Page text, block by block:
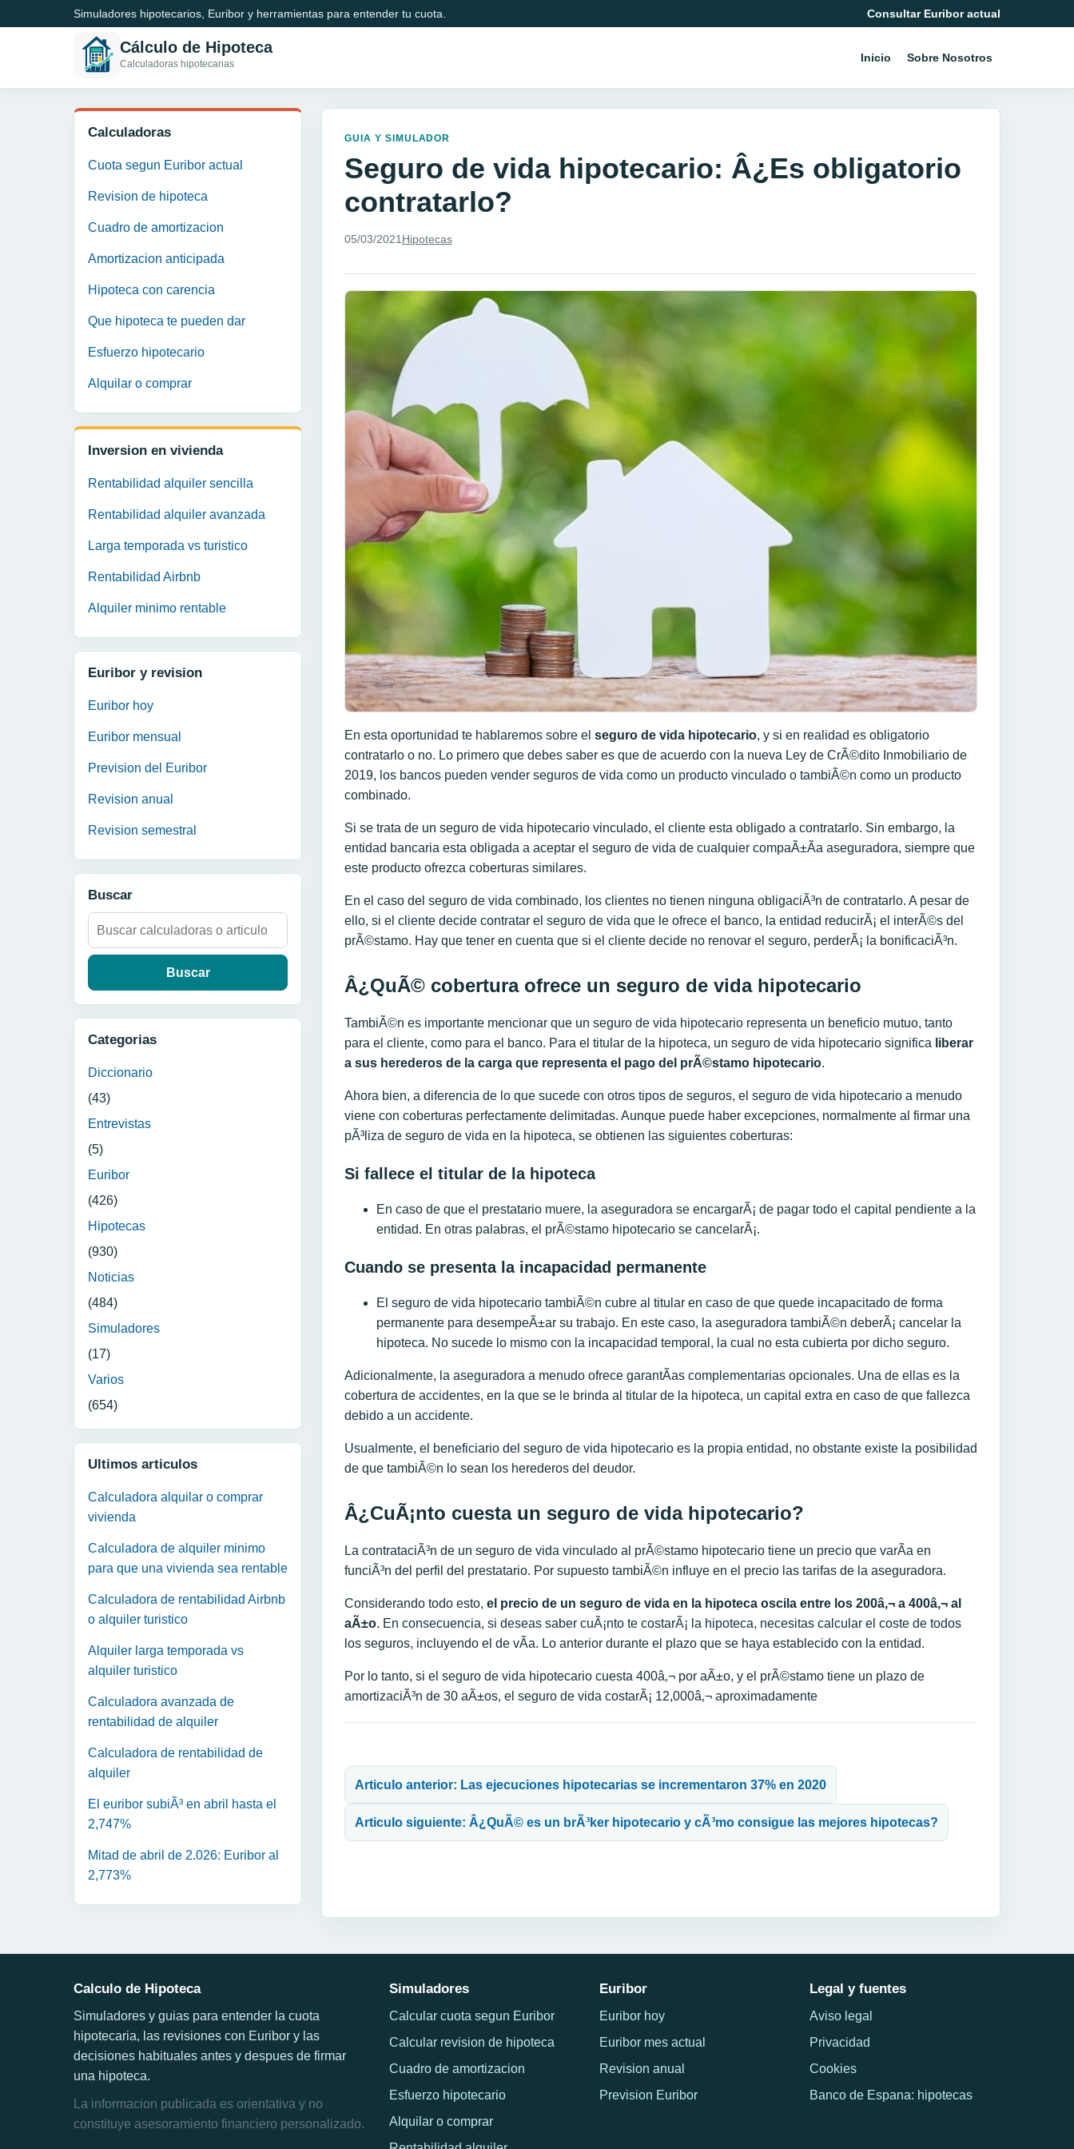
Simuladores hipotecarios, Euribor y herramientas para entender tu cuota. Consultar Euribor actual
Cálculo de Hipoteca
Calculadoras hipotecarias Inicio Sobre Nosotros
Calculadoras
Cuota segun Euribor actual
Revision de hipoteca
Cuadro de amortizacion
Amortizacion anticipada
Hipoteca con carencia
Que hipoteca te pueden dar
Esfuerzo hipotecario
Alquilar o comprar
Inversion en vivienda
Rentabilidad alquiler sencilla
Rentabilidad alquiler avanzada
Larga temporada vs turistico
Rentabilidad Airbnb
Alquiler minimo rentable
Euribor y revision
Euribor hoy
Euribor mensual
Prevision del Euribor
Revision anual
Revision semestral
Buscar
Buscar:
Categorias
Diccionario
(43)
Entrevistas
(5)
Euribor
(426)
Hipotecas
(930)
Noticias
(484)
Simuladores
(17)
Varios
(654)
Ultimos articulos
Calculadora alquilar o comprar
vivienda
Calculadora de alquiler minimo
para que una vivienda sea rentable
Calculadora de rentabilidad Airbnb
o alquiler turistico
Alquiler larga temporada vs
alquiler turistico
Calculadora avanzada de
rentabilidad de alquiler
Calculadora de rentabilidad de
alquiler
El euribor subiÃ³ en abril hasta el
2,747%
Mitad de abril de 2.026: Euribor al
2,773%
GUIA Y SIMULADOR
Seguro de vida hipotecario: Â¿Es obligatorio
contratarlo?
05/03/2021 Hipotecas
En esta oportunidad te hablaremos sobre el seguro de vida hipotecario, y si en realidad es obligatorio
contratarlo o no. Lo primero que debes saber es que de acuerdo con la nueva Ley de CrÃ©dito Inmobiliario de
2019, los bancos pueden vender seguros de vida como un producto vinculado o tambiÃ©n como un producto
combinado.
Si se trata de un seguro de vida hipotecario vinculado, el cliente esta obligado a contratarlo. Sin embargo, la
entidad bancaria esta obligada a aceptar el seguro de vida de cualquier compaÃ±Ã­a aseguradora, siempre que
este producto ofrezca coberturas similares.
En el caso del seguro de vida combinado, los clientes no tienen ninguna obligaciÃ³n de contratarlo. A pesar de
ello, si el cliente decide contratar el seguro de vida que le ofrece el banco, la entidad reducirÃ¡ el interÃ©s del
prÃ©stamo. Hay que tener en cuenta que si el cliente decide no renovar el seguro, perderÃ¡ la bonificaciÃ³n.
Â¿QuÃ© cobertura ofrece un seguro de vida hipotecario
TambiÃ©n es importante mencionar que un seguro de vida hipotecario representa un beneficio mutuo, tanto
para el cliente, como para el banco. Para el titular de la hipoteca, un seguro de vida hipotecario significa liberar
a sus herederos de la carga que representa el pago del prÃ©stamo hipotecario.
Ahora bien, a diferencia de lo que sucede con otros tipos de seguros, el seguro de vida hipotecario a menudo
viene con coberturas perfectamente delimitadas. Aunque puede haber excepciones, normalmente al firmar una
pÃ³liza de seguro de vida en la hipoteca, se obtienen las siguientes coberturas:
Si fallece el titular de la hipoteca
En caso de que el prestatario muere, la aseguradora se encargarÃ¡ de pagar todo el capital pendiente a la
entidad. En otras palabras, el prÃ©stamo hipotecario se cancelarÃ¡.
Cuando se presenta la incapacidad permanente
El seguro de vida hipotecario tambiÃ©n cubre al titular en caso de que quede incapacitado de forma
permanente para desempeÃ±ar su trabajo. En este caso, la aseguradora tambiÃ©n deberÃ¡ cancelar la
hipoteca. No sucede lo mismo con la incapacidad temporal, la cual no esta cubierta por dicho seguro.
Adicionalmente, la aseguradora a menudo ofrece garantÃ­as complementarias opcionales. Una de ellas es la
cobertura de accidentes, en la que se le brinda al titular de la hipoteca, un capital extra en caso de que fallezca
debido a un accidente.
Usualmente, el beneficiario del seguro de vida hipotecario es la propia entidad, no obstante existe la posibilidad
de que tambiÃ©n lo sean los herederos del deudor.
Â¿CuÃ¡nto cuesta un seguro de vida hipotecario?
La contrataciÃ³n de un seguro de vida vinculado al prÃ©stamo hipotecario tiene un precio que varÃ­a en
funciÃ³n del perfil del prestatario. Por supuesto tambiÃ©n influye en el precio las tarifas de la aseguradora.
Considerando todo esto, el precio de un seguro de vida en la hipoteca oscila entre los 200â‚¬ a 400â‚¬ al
aÃ±o. En consecuencia, si deseas saber cuÃ¡nto te costarÃ¡ la hipoteca, necesitas calcular el coste de todos
los seguros, incluyendo el de vÃ­a. Lo anterior durante el plazo que se haya establecido con la entidad.
Por lo tanto, si el seguro de vida hipotecario cuesta 400â‚¬ por aÃ±o, y el prÃ©stamo tiene un plazo de
amortizaciÃ³n de 30 aÃ±os, el seguro de vida costarÃ¡ 12,000â‚¬ aproximadamente
Articulo anterior: Las ejecuciones hipotecarias se incrementaron 37% en 2020
Articulo siguiente: Â¿QuÃ© es un brÃ³ker hipotecario y cÃ³mo consigue las mejores hipotecas?
Calculo de Hipoteca
Simuladores y guias para entender la cuota
hipotecaria, las revisiones con Euribor y las
decisiones habituales antes y despues de firmar
una hipoteca.
La informacion publicada es orientativa y no
constituye asesoramiento financiero personalizado.
Simuladores
Calcular cuota segun Euribor
Calcular revision de hipoteca
Cuadro de amortizacion
Esfuerzo hipotecario
Alquilar o comprar
Euribor
Euribor hoy
Euribor mes actual
Revision anual
Prevision Euribor
Legal y fuentes
Aviso legal
Privacidad
Cookies
Banco de Espana: hipotecas